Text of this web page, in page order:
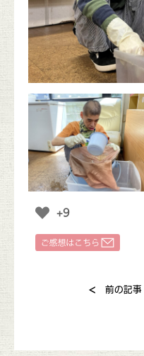
+9
< 前の記事